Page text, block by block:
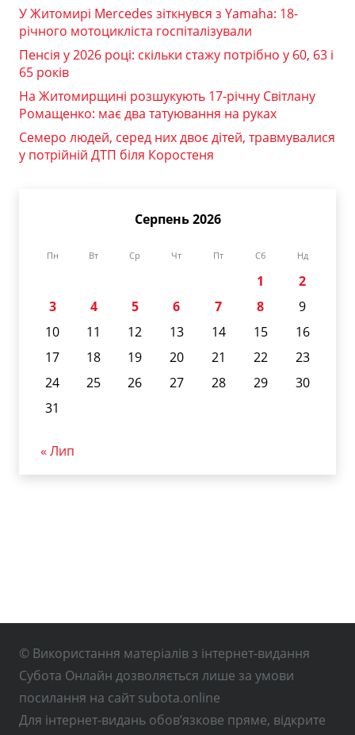
У Житомирі Mercedes зіткнувся з Yamaha: 18-
річного мотоцикліста госпіталізували
Пенсія у 2026 році: скільки стажу потрібно у 60, 63 і
65 років
На Житомирщині розшукують 17-річну Світлану
Ромащенко: має два татуювання на руках
Семеро людей, серед них двоє дітей, травмувалися
у потрійній ДТП біля Коростеня
Серпень 2026
Пн Вт Ср Чт Пт Сб Нд
1
2
3
4 5 6 7 8
9
10
11 12 13 14 15
16
17
18 19 20 21 22
23
24
25 26 27 28 29
30
31
« Лип
© Використання матеріалів з інтернет-видання
Субота Онлайн дозволяється лише за умови
посилання на сайт subota.online
Для інтернет-видань обов’язкове пряме, відкрите